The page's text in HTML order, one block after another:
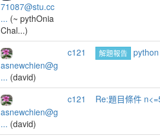
71087@stu.cc
... (~ pythOnia
Chal...)
asnewchien@g
... (david)
c121 解題報告
asnewchien@g
... (david)
c121 Re:題目條件